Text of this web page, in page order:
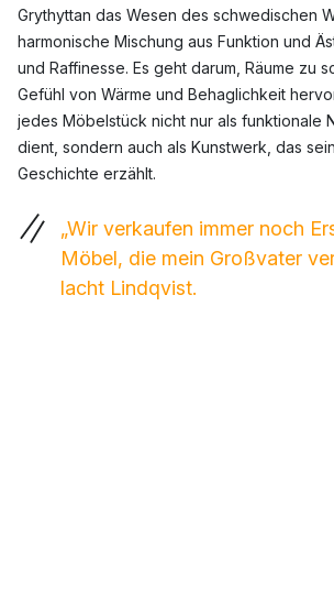
Grythyttan das Wesen des schwedischen
harmonische Mischung aus Funktion und
und Raffinesse. Es geht darum, Räume zu
Gefühl von Wärme und Behaglichkeit
jedes Möbelstück nicht nur als funktionale
dient, sondern auch als Kunstwerk, das
Geschichte erzählt.
„Wir verkaufen immer noch
Möbel, die mein Großvater
lacht Lindqvist.